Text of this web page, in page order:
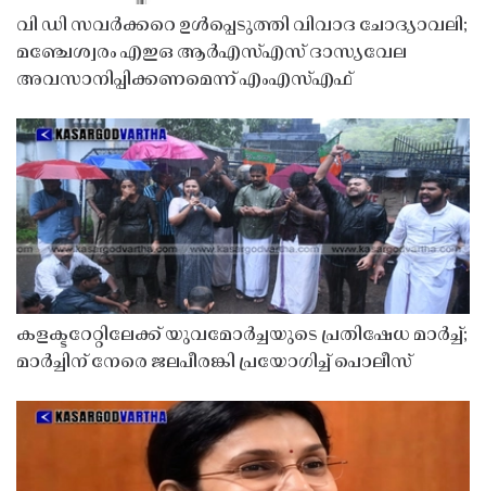
വി ഡി സവർക്കറെ ഉൾപ്പെടുത്തി വിവാദ ചോദ്യാവലി;
മഞ്ചേശ്വരം എഇഒ ആർഎസ്എസ് ദാസ്യവേല
അവസാനിപ്പിക്കണമെന്ന് എംഎസ്എഫ്
കളക്ടറേറ്റിലേക്ക് യുവമോർച്ചയുടെ പ്രതിഷേധ മാർച്ച്;
മാർച്ചിന് നേരെ ജലപീരങ്കി പ്രയോഗിച്ച് പൊലീസ്